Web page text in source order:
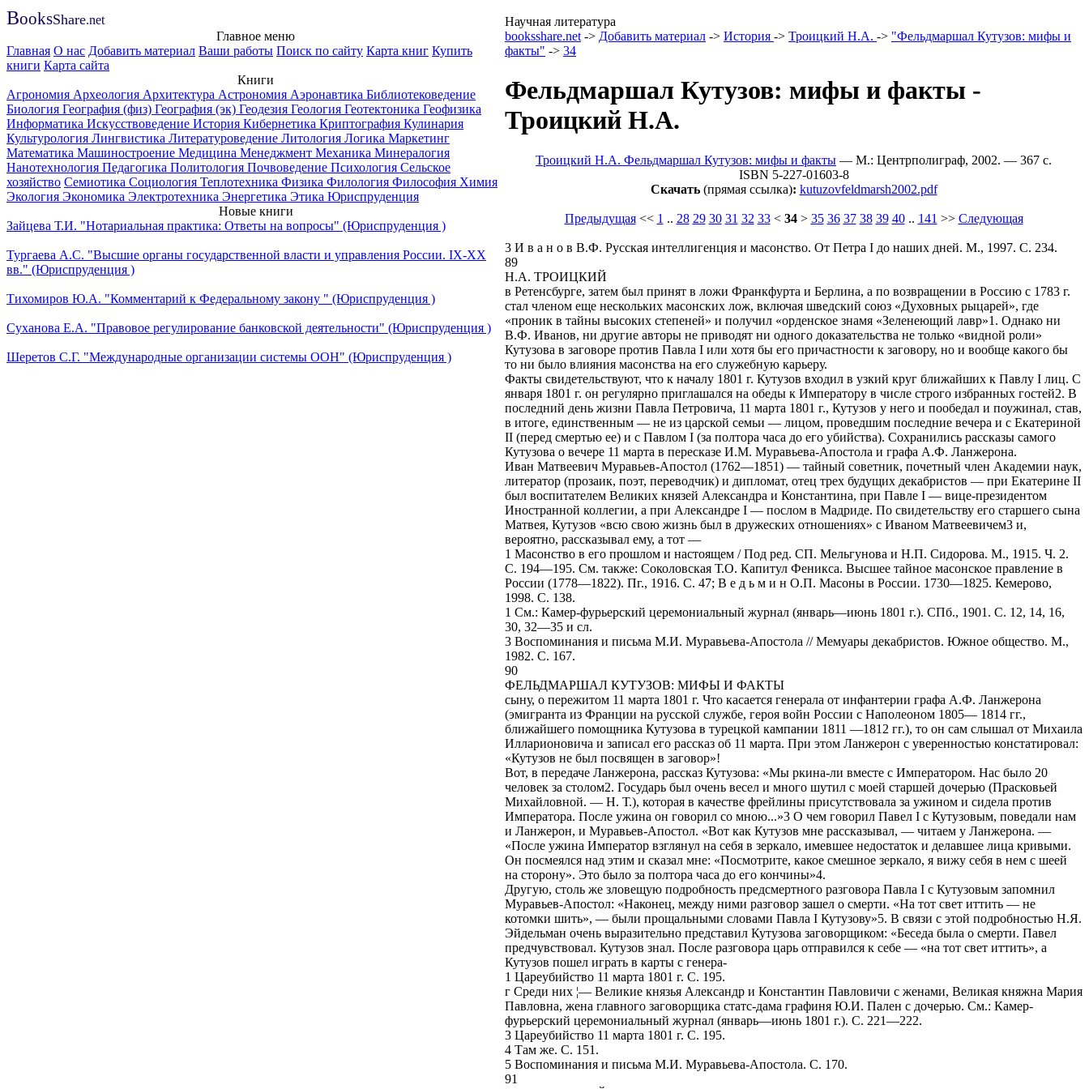
BooksShare.net
Научная литература
Главное меню
Главная О нас Добавить материал Ваши работы Поиск по сайту Карта книг Купить
книги Карта сайта
Книги
Агрономия Археология Архитектура Астрономия Аэронавтика Библиотековедение
Биология География (физ) География (эк) Геодезия Геология Геотектоника Геофизика
Информатика Искусствоведение История Кибернетика Криптография Кулинария
Культурология Лингвистика Литературоведение Литология Логика Маркетинг
Математика Машиностроение Медицина Менеджмент Механика Минералогия
Нанотехнология Педагогика Политология Почвоведение Психология Сельское
хозяйство Семиотика Социология Теплотехника Физика Филология Философия Химия
Экология Экономика Электротехника Энергетика Этика Юриспруденция
Новые книги
Зайцева Т.И. "Нотариальная практика: Ответы на вопросы" (Юриспруденция )
Тургаева А.С. "Высшие органы государственной власти и управления России. IХ-ХХ
вв." (Юриспруденция )
Тихомиров Ю.А. "Комментарий к Федеральному закону " (Юриспруденция )
Суханова Е.А. "Правовое регулирование банковской деятельности" (Юриспруденция )
Шеретов С.Г. "Международные организации системы ООН" (Юриспруденция )
booksshare.net -> Добавить материал -> История -> Троицкий H.A. -> "Фельдмаршал Кутузов: мифы и
факты" -> 34
Фельдмаршал Кутузов: мифы и факты -
Троицкий H.A.
Троицкий H.A. Фельдмаршал Кутузов: мифы и факты — М.: Центрполиграф, 2002. — 367 c.
ISBN 5-227-01603-8
Скачать(прямая ссылка): kutuzovfeldmarsh2002.pdf
Предыдущая<< 1 .. 28 29 30 31 32 33< 34> 35 36 37 38 39 40.. 141 >> Следующая
3 И в а н о в В.Ф. Русская интеллигенция и масонство. От Петра I до наших дней. M., 1997. С. 234.
89
H.A. ТРОИЦКИЙ
в Ретенсбурге, затем был принят в ложи Франкфурта и Берлина, а по возвращении в Россию с 1783 г.
стал членом еще нескольких масонских лож, включая шведский союз «Духовных рыцарей», где
«проник в тайны высоких степеней» и получил «орденское знамя «Зеленеющий лавр»1. Однако ни
В.Ф. Иванов, ни другие авторы не приводят ни одного доказательства не только «видной роли»
Кутузова в заговоре против Павла I или хотя бы его причастности к заговору, но и вообще какого бы
то ни было влияния масонства на его служебную карьеру.
Факты свидетельствуют, что к началу 1801 г. Кутузов входил в узкий круг ближайших к Павлу I лиц. С
января 1801 г. он регулярно приглашался на обеды к Императору в числе строго избранных гостей2. В
последний день жизни Павла Петровича, 11 марта 1801 г., Кутузов у него и пообедал и поужинал, став,
в итоге, единственным — не из царской семьи — лицом, проведшим последние вечера и с Екатериной
II (перед смертью ее) и с Павлом I (за полтора часа до его убийства). Сохранились рассказы самого
Кутузова о вечере 11 марта в пересказе И.М. Муравьева-Апостола и графа А.Ф. Ланжерона.
Иван Матвеевич Муравьев-Апостол (1762—1851) — тайный советник, почетный член Академии наук,
литератор (прозаик, поэт, переводчик) и дипломат, отец трех будущих декабристов — при Екатерине II
был воспитателем Великих князей Александра и Константина, при Павле I — вице-президентом
Иностранной коллегии, а при Александре I — послом в Мадриде. По свидетельству его старшего сына
Матвея, Кутузов «всю свою жизнь был в дружеских отношениях» с Иваном Матвеевичем3 и,
вероятно, рассказывал ему, а тот —
1 Масонство в его прошлом и настоящем / Под ред. СП. Мельгунова и Н.П. Сидорова. M., 1915. Ч. 2.
С. 194—195. См. также: Соколовская Т.О. Капитул Феникса. Высшее тайное масонское правление в
России (1778—1822). Пг., 1916. С. 47; В е д ь м и н О.П. Масоны в России. 1730—1825. Кемерово,
1998. С. 138.
1 См.: Камер-фурьерский церемониальный журнал (январь—июнь 1801 г.). СПб., 1901. С. 12, 14, 16,
30, 32—35 и сл.
3 Воспоминания и письма М.И. Муравьева-Апостола // Мемуары декабристов. Южное общество. M.,
1982. С. 167.
90
ФЕЛЬДМАРШАЛ КУТУЗОВ: МИФЫ И ФАКТЫ
сыну, о пережитом 11 марта 1801 г. Что касается генерала от инфантерии графа А.Ф. Ланжерона
(эмигранта из Франции на русской службе, героя войн России с Наполеоном 1805— 1814 гг.,
ближайшего помощника Кутузова в турецкой кампании 1811 —1812 гг.), то он сам слышал от Михаила
Илларионовича и записал его рассказ об 11 марта. При этом Ланжерон с уверенностью констатировал:
«Кутузов не был посвящен в заговор»!
Вот, в передаче Ланжерона, рассказ Кутузова: «Мы ркина-ли вместе с Императором. Нас было 20
человек за столом2. Государь был очень весел и много шутил с моей старшей дочерью (Прасковьей
Михайловной. — Н. Т.), которая в качестве фрейлины присутствовала за ужином и сидела против
Императора. После ужина он говорил со мною...»3 О чем говорил Павел I с Кутузовым, поведали нам
и Ланжерон, и Муравьев-Апостол. «Вот как Кутузов мне рассказывал, — читаем у Ланжерона. —
«После ужина Император взглянул на себя в зеркало, имевшее недостаток и делавшее лица кривыми.
Он посмеялся над этим и сказал мне: «Посмотрите, какое смешное зеркало, я вижу себя в нем с шеей
на сторону». Это было за полтора часа до его кончины»4.
Другую, столь же зловещую подробность предсмертного разговора Павла I с Кутузовым запомнил
Муравьев-Апостол: «Наконец, между ними разговор зашел о смерти. «На тот свет иттить — не
котомки шить», — были прощальными словами Павла I Кутузову»5. В связи с этой подробностью Н.Я.
Эйдельман очень выразительно представил Кутузова заговорщиком: «Беседа была о смерти. Павел
предчувствовал. Кутузов знал. После разговора царь отправился к себе — «на тот свет иттить», а
Кутузов пошел играть в карты с генера-
1 Цареубийство 11 марта 1801 г. С. 195.
г Среди них ¦— Великие князья Александр и Константин Павловичи с женами, Великая княжна Мария
Павловна, жена главного заговорщика статс-дама графиня Ю.И. Пален с дочерью. См.: Камер-
фурьерский церемониальный журнал (январь—июнь 1801 г.). С. 221—222.
3 Цареубийство 11 марта 1801 г. С. 195.
4 Там же. С. 151.
5 Воспоминания и письма М.И. Муравьева-Апостола. С. 170.
91